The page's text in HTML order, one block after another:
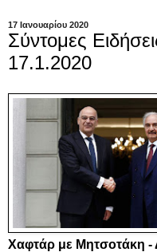
17 Ιανουαρίου 2020
Σύντομες
17.1.2020
Χαφτάρ με Μητσοτάκη -